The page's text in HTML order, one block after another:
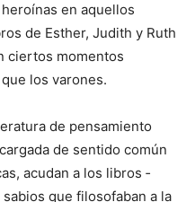
en aquellos
de Esther, Judith y Ruth
ciertos momentos
los varones.
de pensamiento
de sentido común
acudan a los libros
que filosofaban a la